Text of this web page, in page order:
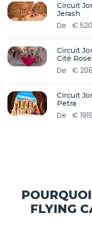
Circuit
Jerash
De € 520
Circuit
Cité Rose
De €
Circuit
Petra
De € 1919
FLYING